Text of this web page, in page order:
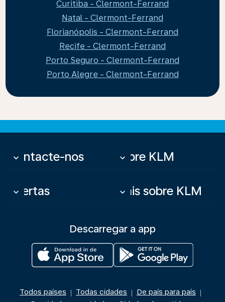
Curitiba - Clermont-Ferrand
Natal - Clermont-Ferrand
Florianópolis - Clermont-Ferrand
Recife - Clermont-Ferrand
Porto Seguro - Clermont-Ferrand
Porto Alegre - Clermont-Ferrand
Contacte-nos
keyboard_arrow_down Sobre KLM
keyboard_arrow_down
Ofertas
keyboard_arrow_down Mais sobre KLM
keyboard_arrow_down
Descarregar a app
Todos países | Todas cidades | De país para país |